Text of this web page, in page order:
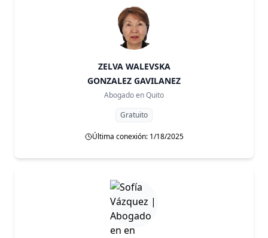
ZELVA WALEVSKA
GONZALEZ GAVILANEZ
Abogado enQuito
Gratuito
Última conexión: 1/18/2025